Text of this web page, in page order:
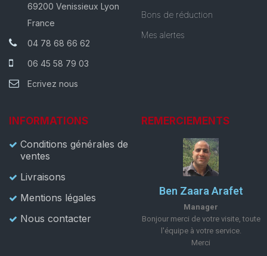
69200 Venissieux Lyon
France
04 78 68 66 62
06 45 58 79 03
Ecrivez nous
Bons de réduction
Mes alertes
INFORMATIONS
Conditions générales de
ventes
Livraisons
Mentions légales
Nous contacter
REMERCIEMENTS
Ben Zaara Arafet
Manager
Bonjour merci de votre visite, toute
l'équipe à votre service.
Merci